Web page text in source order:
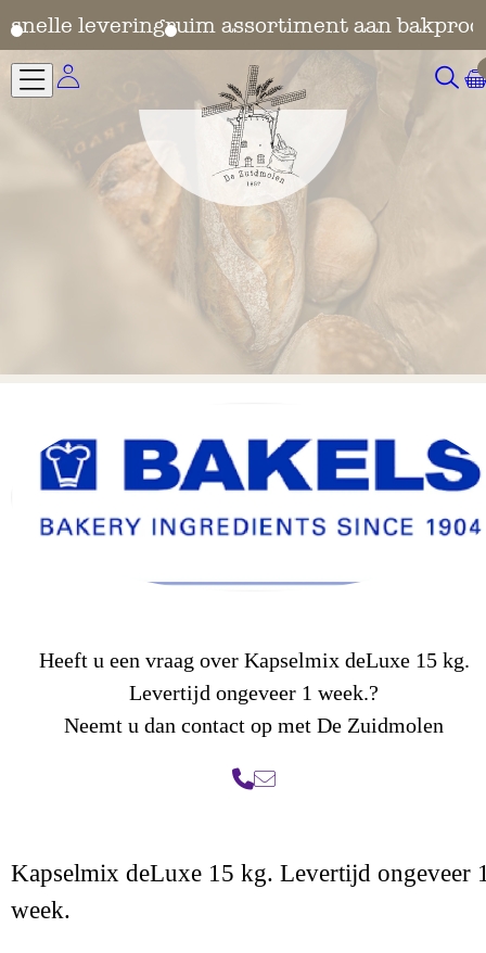
snelle leveringruim assortiment aan
Heeft u een vraag over Kapselmix deLuxe 15 kg.
Levertijd ongeveer 1 week.?
Neemt u dan contact op met De Zuidmolen
Kapselmix deLuxe 15 kg. Levertijd ongeveer
week.